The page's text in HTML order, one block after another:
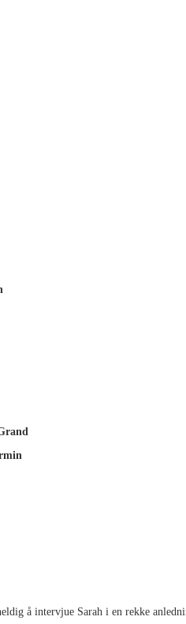
å intervjue Sarah i en rekke